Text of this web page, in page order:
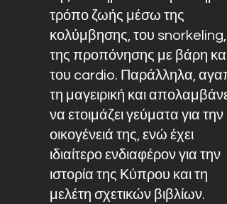
τρόπο ζωής μέσω της
κολύμβησης, του snorkeling,
της προπόνησης με βάρη και
του cardio. Παράλληλα,
τη μαγειρική και απολαμβάνει
να ετοιμάζει γεύματα για την
οικογένειά της, ενώ έχει
ιδιαίτερο ενδιαφέρον για την
ιστορία της Κύπρου και τη
μελέτη σχετικών βιβλίων.